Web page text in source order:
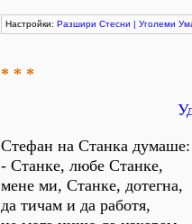
Настройки: Разшири Стесни | Уголеми
* * *
Стефан на Станка думаше:
- Станке, любе Станке,
мене ми, Станке, дотегна,
да тичам и да работя,